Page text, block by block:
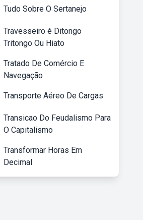
Tudo Sobre O Sertanejo
Travesseiro é Ditongo
Tritongo Ou Hiato
Tratado De Comércio E
Navegação
Transporte Aéreo De Cargas
Transicao Do Feudalismo Para
O Capitalismo
Transformar Horas Em
Decimal